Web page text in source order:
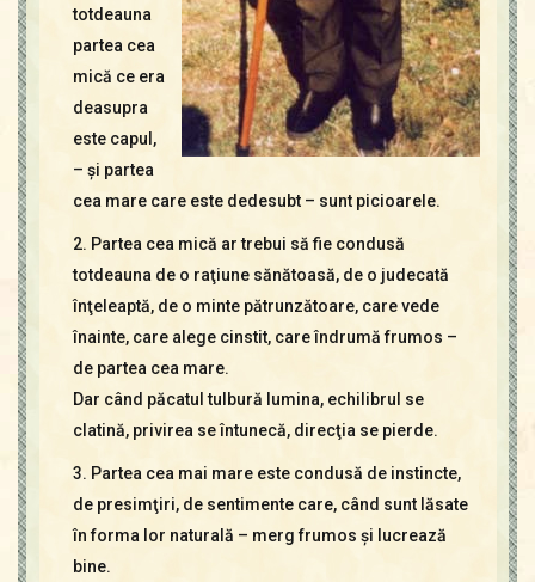
totdeauna
partea cea
mică ce era
deasupra
este capul,
– şi partea
cea mare care este dedesubt – sunt picioarele.
2. Partea cea mică ar trebui să fie condusă
totdeauna de o raţiune sănătoasă, de o judecată
înţeleaptă, de o minte pătrunzătoare, care vede
înainte, care alege cinstit, care îndrumă frumos –
de partea cea mare.
Dar când păcatul tulbură lumina, echilibrul se
clatină, privirea se întunecă, direcţia se pierde.
3. Partea cea mai mare este condusă de instincte,
de presimţiri, de sentimente care, când sunt lăsate
în forma lor naturală – merg frumos şi lucrează
bine.